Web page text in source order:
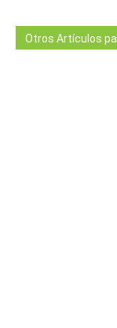
Otros Artículos